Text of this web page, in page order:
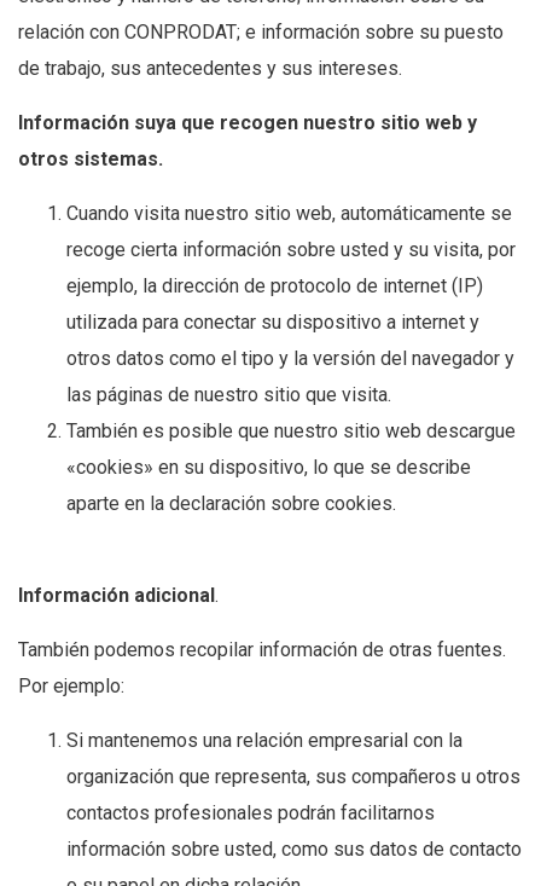
relación con CONPRODAT; e información sobre su puesto
de trabajo, sus antecedentes y sus intereses.
Información suya que recogen nuestro sitio web y
otros sistemas.
Cuando visita nuestro sitio web, automáticamente se
recoge cierta información sobre usted y su visita, por
ejemplo, la dirección de protocolo de internet (IP)
utilizada para conectar su dispositivo a internet y
otros datos como el tipo y la versión del navegador y
las páginas de nuestro sitio que visita.
También es posible que nuestro sitio web descargue
«cookies» en su dispositivo, lo que se describe
aparte en la declaración sobre cookies.
Información adicional.
También podemos recopilar información de otras fuentes.
Por ejemplo:
Si mantenemos una relación empresarial con la
organización que representa, sus compañeros u otros
contactos profesionales podrán facilitarnos
información sobre usted, como sus datos de contacto